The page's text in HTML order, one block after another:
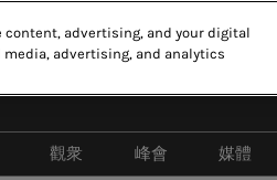
觀衆
峰會
媒體
content, advertising, and your digital
advertising, and analytics